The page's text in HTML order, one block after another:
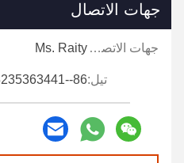
جهات الاتصال
جهات الاتصال: Ms. Raity
تيل:86--13235363441